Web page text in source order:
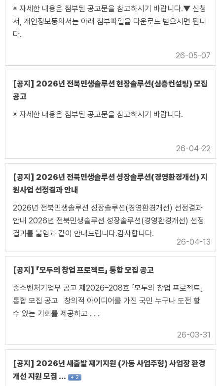
※ 자세한 내용은 첨부된 공고문을 참고하시기 바랍니다.▼ 신청
서, 개인정보동의서는 아래 첨부파일을 다운로드 받으시면 됩니
다.
26-05-07
[공지] 2026년 전북민생솔루션 현장솔루션(심층컨설팅) 모집
공고
※ 자세한 내용은 첨부된 공고문을 참고하시기 바랍니다.
26-04-22
[공지] 2026년 전북민생솔루션 성장솔루션(경영환경개선) 지
원사업 선정결과 안내
2026년 전북민생솔루션 성장솔루션(경영환경개선) 선정결과
안내 2026년 전북민생솔루션 성장솔루션(경영환경개선) 선정
결과를 붙임과 같이 안내드립니다.감사합니다.
26-04-13
[공지] 「모두의 창업 프로젝트」 통합 모집 공고
중소벤처기업부 공고 제2026–208호 「모두의 창업 프로젝트」
통합 모집 공고 창의적 아이디어를 가진 국민 누구나 도전 할
수 있는 기회를 제공하고 . . .
26-03-31
[공지] 2026년 새출발 재기지원 (가동 사업주형) 사업장 환경
개선 지원 모집 …
+2